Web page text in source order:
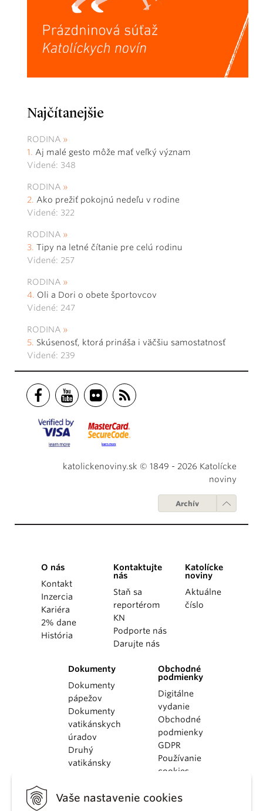
Vaše nastavenie cookies
Najčítanejšie
RODINA
Aj malé gesto môže mať veľký význam
Videné: 348
RODINA
Ako prežiť pokojnú nedeľu v rodine
Videné: 322
RODINA
Tipy na letné čítanie pre celú rodinu
Videné: 257
RODINA
Oli a Dori o obete športovcov
Videné: 247
RODINA
Skúsenosť, ktorá prináša i väčšiu samostatnosť
Videné: 239
katolickenoviny.sk © 1849 - 2026 Katolícke
noviny
Archív
O nás
Kontakt
Inzercia
Kariéra
2% dane
História
Kontaktujte
nás
Staň sa
reportérom
KN
Podporte nás
Darujte nás
Katolícke
noviny
Aktuálne
číslo
Dokumenty
Dokumenty
pápežov
Dokumenty
vatikánskych
úradov
Druhý
vatikánsky
KBS
Obchodné
podmienky
Digitálne
vydanie
Obchodné
podmienky
GDPR
Používanie
cookies